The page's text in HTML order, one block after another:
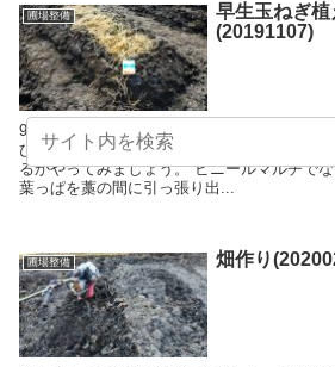
圃場整備
早生玉ねぎ
(20191107)
9月5日に大きな植木鉢に蒔いた貝塚早生玉ね
ひょろひょろ、苗床はゴロタ土状態です。こ
るかやってみましょう。 ビニールマルチで
葉っぱを藁の間に引っ張り出...
圃場整備 畑作り